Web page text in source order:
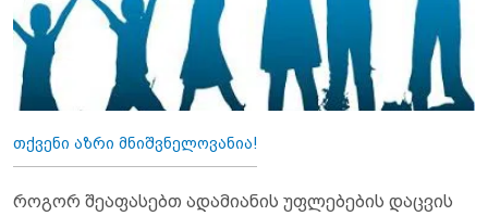
თქვენი აზრი მნიშვნელოვანია!
როგორ შეაფასებთ ადამიანის უფლებების დაცვის